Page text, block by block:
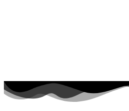
Halloween y otoño